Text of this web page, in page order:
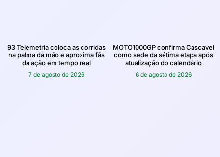
93 Telemetria coloca as corridas
na palma da mão e aproxima fãs
da ação em tempo real
7 de agosto de 2026
MOTO1000GP confirma Cascavel
como sede da sétima etapa após
atualização do calendário
6 de agosto de 2026